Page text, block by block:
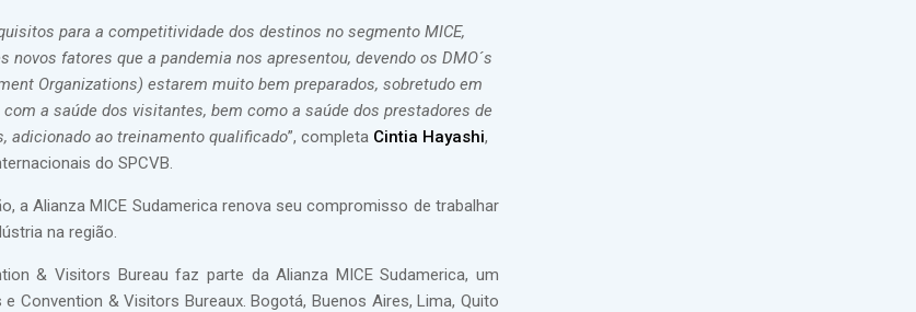
para a competitividade dos destinos no segmento MICE,
novos fatores que a pandemia nos apresentou, devendo os DMO´s
Organizations) estarem muito bem preparados, sobretudo em
a saúde dos visitantes, bem como a saúde dos prestadores de
adicionado ao treinamento qualificado”, completa Cintia Hayashi,
do SPCVB.
a Alianza MICE Sudamerica renova seu compromisso de trabalhar
na região.
& Visitors Bureau faz parte da Alianza MICE Sudamerica, um
& Visitors Bureaux. Bogotá, Buenos Aires, Lima, Quito